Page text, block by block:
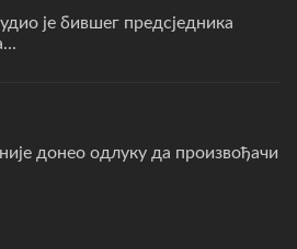
је бившег предсједника
донео одлуку да произвођачи